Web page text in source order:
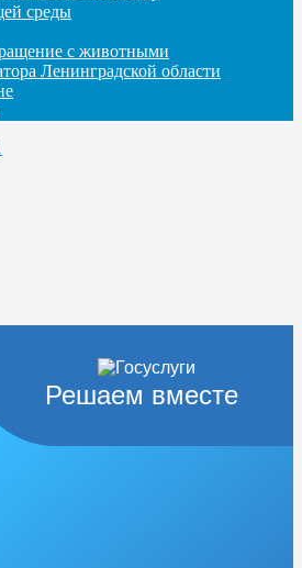
среды
с животными
Ленинградской области
Решаем вместе